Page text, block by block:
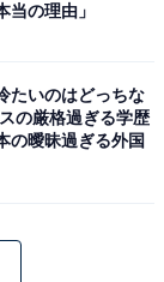
当の理由」
たいのはどっちな
の厳格過ぎる学歴
の曖昧過ぎる外国